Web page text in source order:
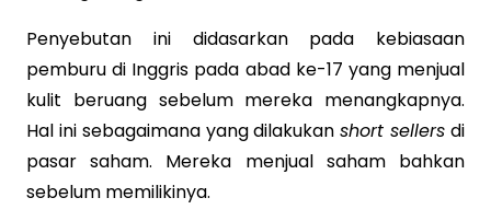
Penyebutan ini didasarkan pada kebiasaan
pemburu di Inggris pada abad ke-17 yang menjual
kulit beruang sebelum mereka menangkapnya.
Hal ini sebagaimana yang dilakukanshort sellers di
pasar saham. Mereka menjual saham bahkan
sebelum memilikinya.